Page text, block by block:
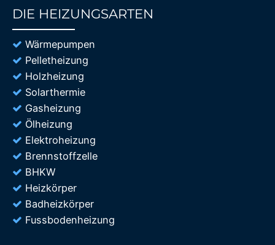
DIE HEIZUNGSARTEN
Wärmepumpen
Pelletheizung
Holzheizung
Solarthermie
Gasheizung
Ölheizung
Elektroheizung
Brennstoffzelle
BHKW
Heizkörper
Badheizkörper
Fussbodenheizung